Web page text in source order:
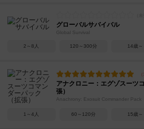
グローバルサバイバル
Global Survival
2～8人 120～300分 14歳～
アナクロニー：エグゾスーツ
張）
Anachrony: Exosuit Commander Pack
1～4人 60～120分 15歳～